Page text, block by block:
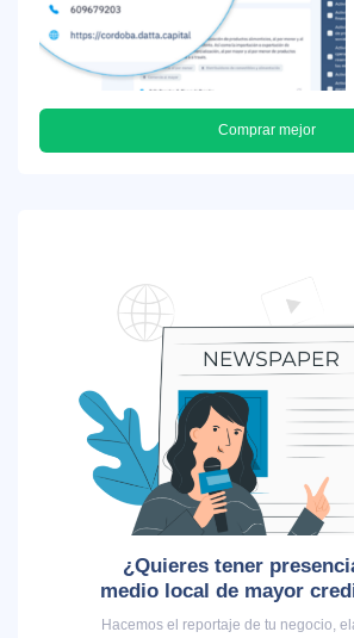
Comprar mejor
¿Quieres tener
medio local de mayor
Hacemos el reportaje de tu negocio,